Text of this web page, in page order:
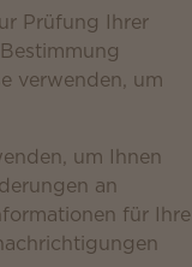
Prüfung Ihrer
verwenden, um
um Ihnen
an
für Ihre